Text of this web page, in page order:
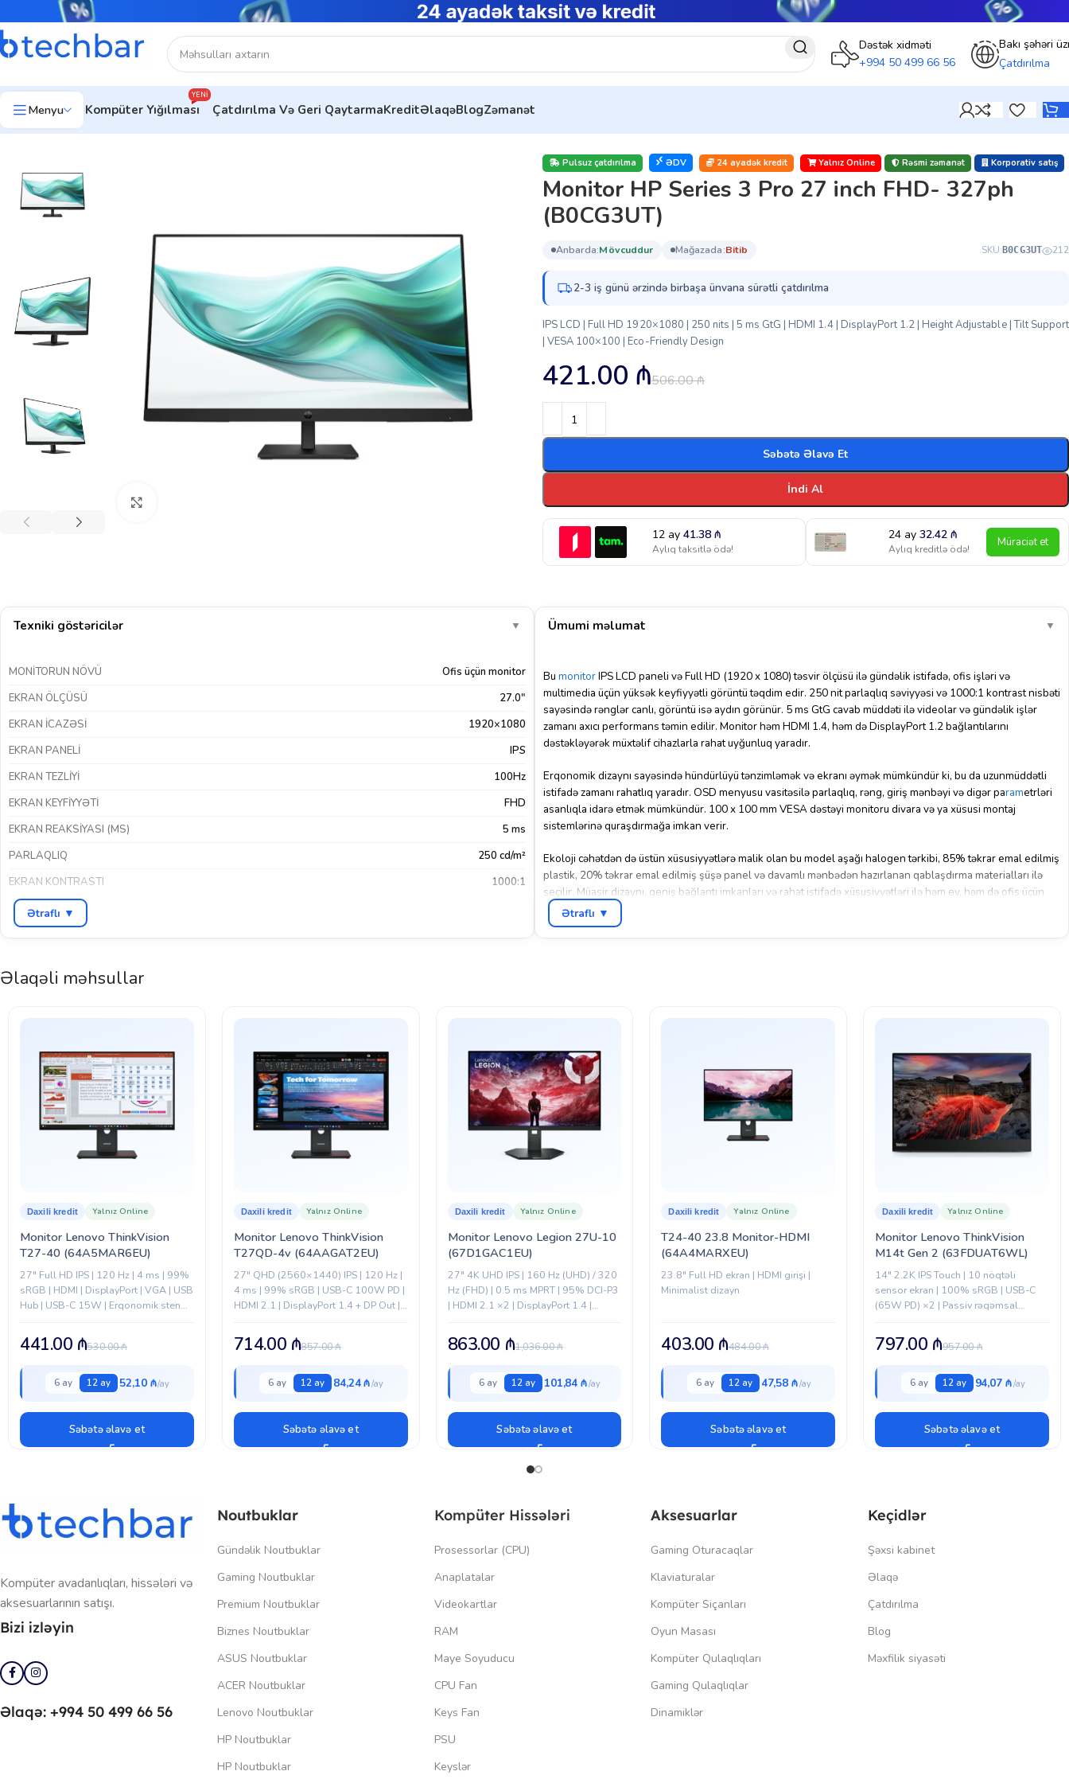
Dəstək xidməti
+994 50 499 66 56
Bakı şəhəri
Çatdırılma
Menyu Kompüter Yığılması
YENI
Çatdırılma Və Geri QaytarmaKreditƏlaqəBlogZəmanət
Ev Kompüter avadanlıqları
Pulsuz çatdırılma ƏDV 24 ayadək kredit Yalnız Online Rəsmi zəmanət Korporativ satış
Monitor HP Series 3 Pro 27 inch FHD- 327ph
(B0CG3UT)
anbarda: mövcuddur mağazada: bi̇ti̇b SKU:B0CG3UT 212
2-3 iş günü ərzində birbaşa ünvana sürətli çatdırılma
IPS LCD | Full HD 1920×1080 | 250 nits | 5 ms GtG | HDMI 1.4 | DisplayPort 1.2 | Height Adjustable | Tilt Support
| VESA 100×100 | Eco-Friendly Design
506.00₼
421.00 ₼
Səbətə Əlavə Et
İndi Al
12 ay41.38₼
Aylıq taksitlə ödə!
24 ay32.42₼
Aylıq kreditlə ödə! Müraciət et
Texniki göstəricilər ▼
MONITORUN NÖVÜ
Ofis üçün monitor
EKRAN ÖLÇÜSÜ
27.0"
EKRAN ICAZƏSI
1920×1080
EKRAN PANELI
IPS
EKRAN TEZLIYI
100Hz
EKRAN KEYFIYYƏTI
FHD
EKRAN REAKSIYASI (MS)
5 ms
PARLAQLIQ
250 cd/m²
EKRAN KONTRASTI
1000:1
HDR DƏSTƏYI
BREND
Ətraflı ▼
Ümumi məlumat ▼
Bu monitorIPS LCD paneli və Full HD (1920 x 1080) təsvir ölçüsü ilə gündəlik istifadə, ofis işləri və
multimedia üçün yüksək keyfiyyətli görüntü təqdim edir. 250 nit parlaqlıq səviyyəsi və 1000:1 kontrast nisbəti
sayəsində rənglər canlı, görüntü isə aydın görünür. 5 ms GtG cavab müddəti ilə videolar və gündəlik işlər
zamanı axıcı performans təmin edilir. Monitor həm HDMI 1.4, həm də DisplayPort 1.2 bağlantılarını
dəstəkləyərək müxtəlif cihazlarla rahat uyğunluq yaradır.
Erqonomik dizaynı sayəsində hündürlüyü tənzimləmək və ekranı əymək mümkündür ki, bu da uzunmüddətli
istifadə zamanı rahatlıq yaradır. OSD menyusu vasitəsilə parlaqlıq, rəng, giriş mənbəyi və digər parametrləri
asanlıqla idarə etmək mümkündür. 100 x 100 mm VESA dəstəyi monitoru divara və ya xüsusi montaj
sistemlərinə quraşdırmağa imkan verir.
Ekoloji cəhətdən də üstün xüsusiyyətlərə malik olan bu model aşağı halogen tərkibi, 85% təkrar emal edilmiş
plastik, 20% təkrar emal edilmiş şüşə panel və davamlı mənbədən hazırlanan qablaşdırma materialları ilə
seçilir. Müasir dizaynı, geniş bağlantı imkanları və rahat istifadə xüsusiyyətləri ilə həm ev, həm də ofis üçün
ideal seçimdir.
Ətraflı ▼
Əlaqəli məhsullar
Monitor Lenovo ThinkVision
T27-40 (64A5MAR6EU)
Daxili kredit Yalnız Online
27" Full HD IPS | 120 Hz | 4 ms | 99%
sRGB | HDMI | DisplayPort | VGA | USB
Hub | USB-C 15W | Erqonomik stend
530.00₼
441.00 ₼
6 ay 12 ay 52,10 ₼
Səbətə əlavə et
Monitor Lenovo ThinkVision
T27QD-4v (64AAGAT2EU)
Daxili kredit Yalnız Online
27" QHD (2560×1440) IPS | 120 Hz |
4 ms | 99% sRGB | USB-C 100W PD |
HDMI 2.1 | DisplayPort 1.4 + DP Out |
857.00₼
714.00 ₼
6 ay 12 ay 84,24 ₼
Səbətə əlavə et
Monitor Lenovo Legion 27U-10
(67D1GAC1EU)
Daxili kredit Yalnız Online
27" 4K UHD IPS | 160 Hz (UHD) / 320
Hz (FHD) | 0.5 ms MPRT | 95% DCI-P3
| HDMI 2.1 ×2 | DisplayPort 1.4 |
1,036.00₼
863.00 ₼
6 ay 12 ay 101,84 ₼
Səbətə əlavə et
T24-40 23.8 Monitor-HDMI
(64A4MARXEU)
Daxili kredit Yalnız Online
23.8″ Full HD ekran | HDMI girişi |
Minimalist dizayn
484.00₼
403.00 ₼
6 ay 12 ay 47,58 ₼
Səbətə əlavə et
Monitor Lenovo ThinkVision
M14t Gen 2 (63FDUAT6WL)
Daxili kredit Yalnız Online
14" 2.2K IPS Touch | 10 nöqtəli
sensor ekran | 100% sRGB | USB-C
(65W PD) ×2 | Passiv rəqəmsal
957.00₼
797.00 ₼
6 ay 12 ay 94,07 ₼
Səbətə əlavə et
Kompüter avadanlıqları, hissələri və
aksesuarlarının satışı.
Bizi izləyin
Əlaqə: +994 50 499 66 56
Noutbuklar
Gündəlik Noutbuklar
Gaming Noutbuklar
Premium Noutbuklar
Biznes Noutbuklar
ASUS Noutbuklar
ACER Noutbuklar
Lenovo Noutbuklar
HP Noutbuklar
HP Noutbuklar
Kompüter Hissələri
Prosessorlar (CPU)
Anaplatalar
Videokartlar
RAM
Maye Soyuducu
CPU Fan
Keys Fan
PSU
Keyslər
Aksesuarlar
Gaming Oturacaqlar
Klaviaturalar
Kompüter Siçanları
Oyun Masası
Kompüter Qulaqlıqları
Gaming Qulaqlıqlar
Dinamiklər
Keçidlər
Şəxsi kabinet
Əlaqə
Çatdırılma
Blog
Məxfilik siyasəti